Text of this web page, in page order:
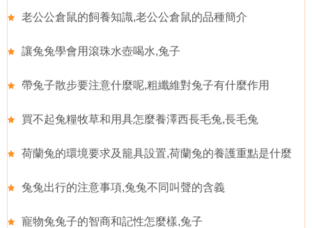
老公公倉鼠的飼養知識,老公公倉鼠的品種簡介
讓兔兔學會用滾珠水壺喝水,兔子
帶兔子散步要注意什麼呢,粗纖維對兔子有什麼作用
買不起兔糧牧草和用具怎麼養澤西長毛兔,長毛兔
荷蘭兔的環境要求及籠具設置,荷蘭兔的養護重點是什麼
兔兔出行的注意事項,兔兔不同叫聲的含義
寵物兔兔子的智商和記性怎麼樣,兔子